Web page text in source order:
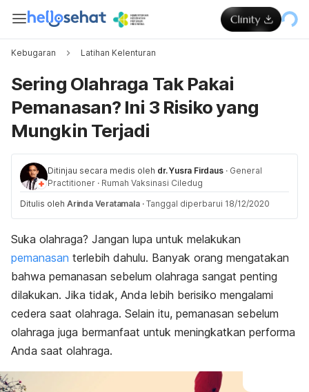
Kebugaran Latihan Kelenturan
Sering Olahraga Tak Pakai
Pemanasan? Ini 3 Risiko yang
Mungkin Terjadi
Ditinjau secara medis oleh dr. Yusra Firdaus · General
Practitioner · Rumah Vaksinasi Ciledug
Ditulis oleh Arinda Veratamala · Tanggal diperbarui 18/12/2020
Suka olahraga? Jangan lupa untuk melakukan
pemanasan terlebih dahulu. Banyak orang mengatakan
bahwa pemanasan sebelum olahraga sangat penting
dilakukan. Jika tidak, Anda lebih berisiko mengalami
cedera saat olahraga. Selain itu, pemanasan sebelum
olahraga juga bermanfaat untuk meningkatkan performa
Anda saat olahraga.